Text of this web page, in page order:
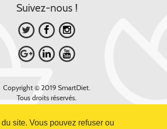
Suivez-nous !
Copyright © 2019 SmartDiet.
Tous droits réservés.
site. Vous pouvez refuser ou